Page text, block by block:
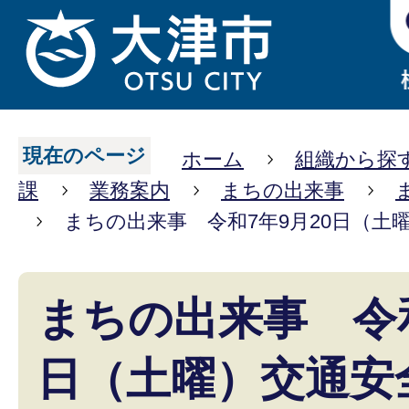
現在のページ ホーム
組織から探
課
業務案内 まちの出来事
まちの出来事 令和7年9月20日（土
まちの出来事 令
日（土曜）交通